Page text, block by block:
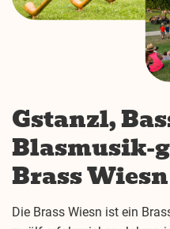
Gstanzl,
Blasmusik-
Brass Wiesn
Die Brass Wiesn ist ein